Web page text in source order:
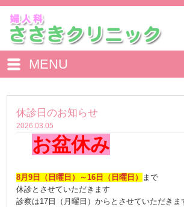
MENU
休診日のお知らせ
2026.03.05
お盆休み
8月9日（日曜日）～16日（日曜日）
まで
休診とさせていただきます
診察は17日（月曜日）からとさせていただきま